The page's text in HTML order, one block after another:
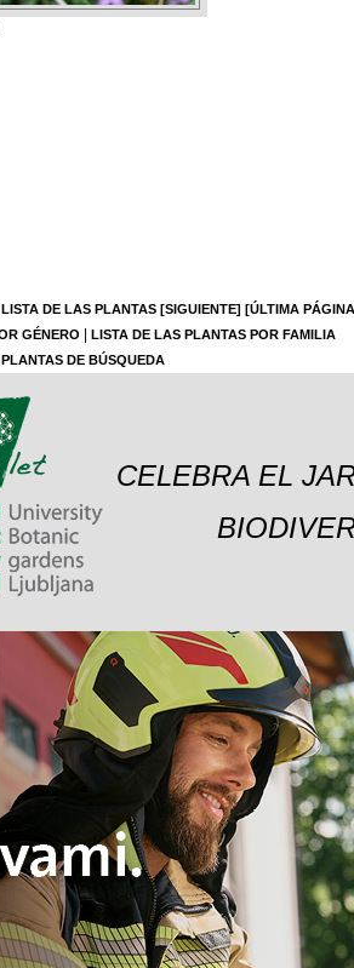
LISTA DE LAS PLANTAS [SIGUIENTE] [ÚLTIMA
GÉNERO
LISTA DE LAS PLANTAS POR FAMILIA
PLANTAS DE BÚSQUEDA
CELEBRA EL